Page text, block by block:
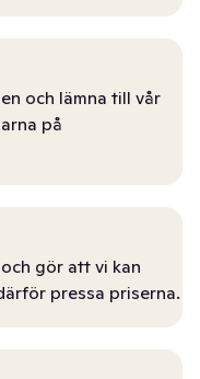
och lämna till vår
på
gör att vi kan
pressa priserna.